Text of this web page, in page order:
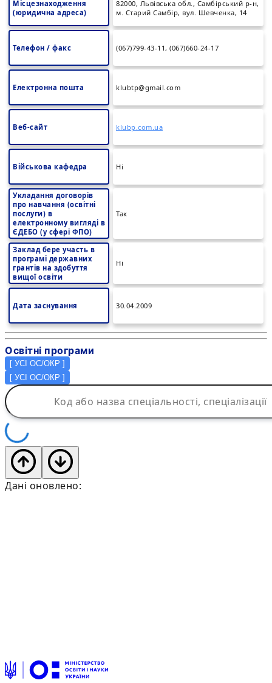
Місцезнаходження
(юридична адреса)
82000, Львівська обл., Самбірський р-н,
м. Старий Самбір, вул. Шевченка, 14
Телефон / факс (067)799-43-11, (067)660-24-17
Електронна пошта klubtp@gmail.com
Веб-сайт klubp.com.ua
Військова кафедра Ні
Укладання договорів
про навчання (освітні
послуги) в
електронному вигляді в
ЄДЕБО (у сфері ФПО)
Так
Заклад бере участь в
програмі державних
грантів на здобуття
вищої освіти
Ні
Дата заснування 30.04.2009
Освітні програми
[ УСІ ОС/ОКР ]
[ УСІ ОС/ОКР ]
Дані оновлено: